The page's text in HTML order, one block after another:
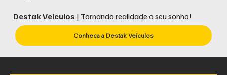
Destak Veículos | Tornando realidade o seu sonho!
Conheca a Destak Veículos